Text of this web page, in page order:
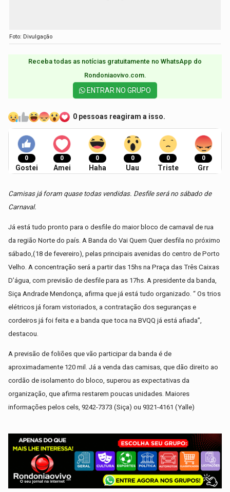
Foto: Divulgação
Receba todas as notícias gratuitamente no WhatsApp do
Rondoniaovivo.com.​
ENTRAR NO GRUPO
0 pessoas reagiram a isso.
0
Gostei
0
Amei
0
Haha
0
Uau
0
Triste
0
Grr
Camisas já foram quase todas vendidas. Desfile será no sábado de
Carnaval.
Já está tudo pronto para o desfile do maior bloco de carnaval de rua
da região Norte do país. A Banda do Vai Quem Quer desfila no próximo
sábado,(18 de fevereiro), pelas principais avenidas do centro de Porto
Velho. A concentração será a partir das 15hs na Praça das Três Caixas
D’água, com previsão de desfile para as 17hs. A presidente da banda,
Siça Andrade Mendonça, afirma que já está tudo organizado. “ Os trios
elétricos já foram vistoriados, a contratação dos seguranças e
cordeiros já foi feita e a banda que toca na BVQQ já está afiada”,
destacou.
A previsão de foliões que vão participar da banda é de
aproximadamente 120 mil. Já a venda das camisas, que dão direito ao
cordão de isolamento do bloco, superou as expectativas da
organização, que afirma restarem poucas unidades. Maiores
informações pelos cels, 9242-7373 (Siça) ou 9321-4161 (Yalle)